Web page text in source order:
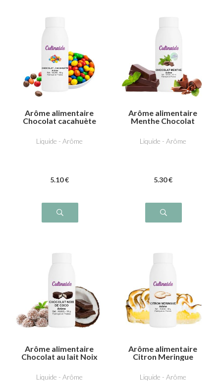
Arôme alimentaire
Chocolat cacahuète
Liquide - Arôme
5.10 €
Arôme alimentaire
Menthe Chocolat
Liquide - Arôme
5.30 €
Arôme alimentaire
Chocolat au lait Noix
Liquide - Arôme
Arôme alimentaire
Citron Meringue
Liquide - Arôme